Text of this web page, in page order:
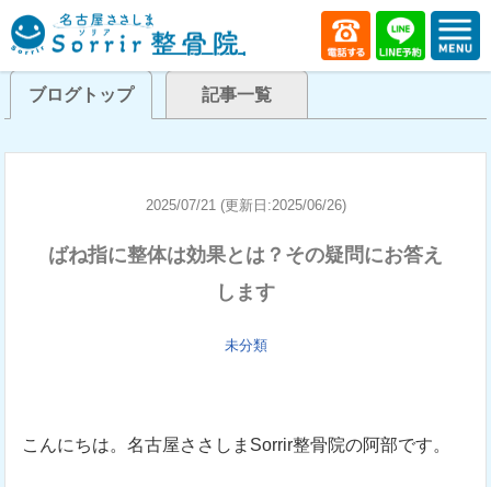
ブログトップ 記事一覧
2025/07/21 (更新日:2025/06/26)
ばね指に整体は効果とは？その疑問にお答え
します
未分類
こんにちは。名古屋ささしまSorrir整骨院の阿部です。